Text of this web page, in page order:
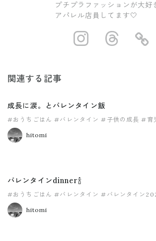
プチプラファッションが大
アパレル店員してます🤍
https://
関連する記事
成長に涙。とバレンタイン飯
#おうちごはん #バレンタイン #子供の成長 #育
hitomi
バレンタインdinner🍾
#おうちごはん #バレンタイン #バレンタイン
#パーティごはん
hitomi